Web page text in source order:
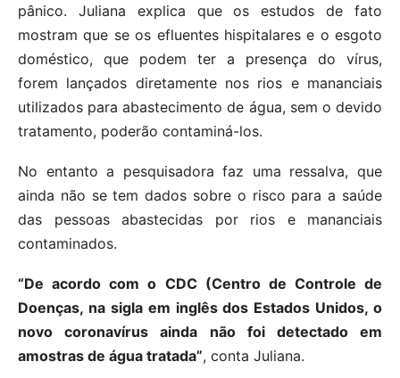
pânico. Juliana explica que os estudos de fato
mostram que se os efluentes hispitalares e o esgoto
doméstico, que podem ter a presença do vírus,
forem lançados diretamente nos rios e mananciais
utilizados para abastecimento de água, sem o devido
tratamento, poderão contaminá-los.
No entanto a pesquisadora faz uma ressalva, que
ainda não se tem dados sobre o risco para a saúde
das pessoas abastecidas por rios e mananciais
contaminados.
“De acordo com o CDC (Centro de Controle de
Doenças, na sigla em inglês dos Estados Unidos, o
novo coronavírus ainda não foi detectado em
amostras de água tratada”, conta Juliana.